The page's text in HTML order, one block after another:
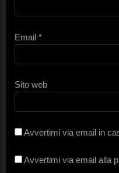
Email *
Sito web
Avvertimi via email in
Avvertimi via email alla